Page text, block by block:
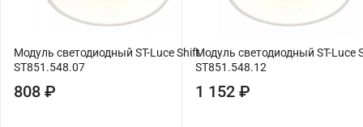
Модуль светодиодный ST-Luce Shift
ST851.548.07
808 ₽
Модуль светодиодный ST-Luce
ST851.548.12
1 152 ₽